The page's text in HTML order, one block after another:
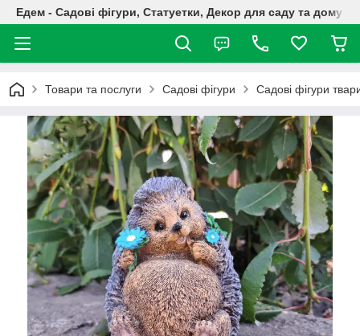
Едем - Садові фігури, Статуетки, Декор для саду та дому
Товари та послуги Садові фігури Садові фігури